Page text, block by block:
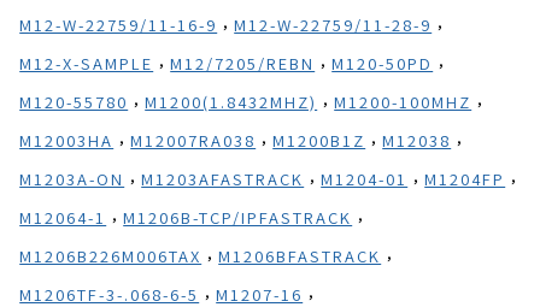
M12-W-22759/11-16-9 , M12-W-22759/11-28-9 ,
M12-X-SAMPLE , M12/7205/REBN , M120-50PD ,
M120-55780 , M1200(1.8432MHZ) , M1200-100MHZ ,
M12003HA , M12007RA038 , M1200B1Z , M12038 ,
M1203A-ON , M1203AFASTRACK , M1204-01 , M1204FP ,
M12064-1 , M1206B-TCP/IPFASTRACK ,
M1206B226M006TAX , M1206BFASTRACK ,
M1206TF-3-.068-6-5 , M1207-16 ,